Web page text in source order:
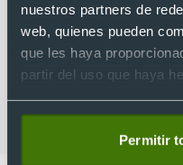
nuestros partners de
web, quienes pueden
que les haya
partir del uso que haya
Permitir
Bolígrafos clásicos